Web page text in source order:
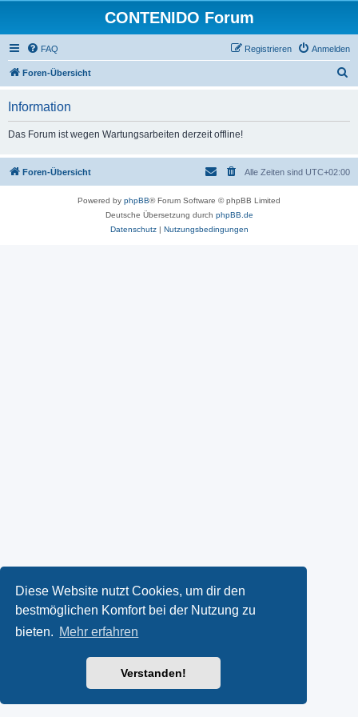
Diese Website nutzt Cookies, um dir den
bestmöglichen Komfort bei der Nutzung zu
bieten. Mehr erfahren
Verstanden!
CONTENIDO Forum
FAQ Anmelden
Registrieren
Foren-Übersicht
Information
Das Forum ist wegen Wartungsarbeiten derzeit offline!
Foren-Übersicht Alle Zeiten sind UTC+02:00
Powered by phpBB® Forum Software © phpBB Limited
Deutsche Übersetzung durch phpBB.de
Datenschutz| Nutzungsbedingungen